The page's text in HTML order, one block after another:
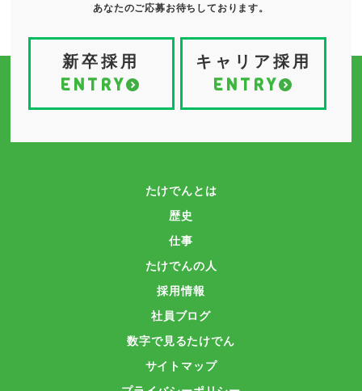
あなたのご応募お待ちしております。
新卒採用
ENTRY
キャリア採用
ENTRY
たけでんとは
歴史
仕事
たけでんの人
採用情報
社員ブログ
数字で見るたけでん
サイトマップ